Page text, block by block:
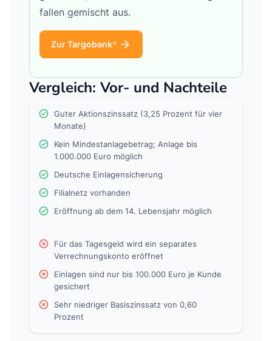
fallen gemischt aus.
Zur Targobank
Vergleich: Vor- und Nachteile
Guter Aktionszinssatz (3,25 Prozent für vier
Monate)
Kein Mindestanlagebetrag; Anlage bis
1.000.000 Euro möglich
Deutsche Einlagensicherung
Filialnetz vorhanden
Eröffnung ab dem 14. Lebensjahr möglich
Für das Tagesgeld wird ein separates
Verrechnungskonto eröffnet
Einlagen sind nur bis 100.000 Euro je Kunde
gesichert
Sehr niedriger Basiszinssatz von 0,60
Prozent